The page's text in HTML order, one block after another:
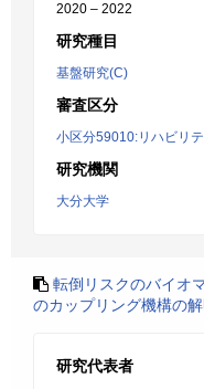
2020 – 2022
研究種目
基盤研究(C)
審査区分
小区分59010:リハビリ
研究機関
大分大学
転倒リスクのバイオ
のカップリング機構の解
研究代表者